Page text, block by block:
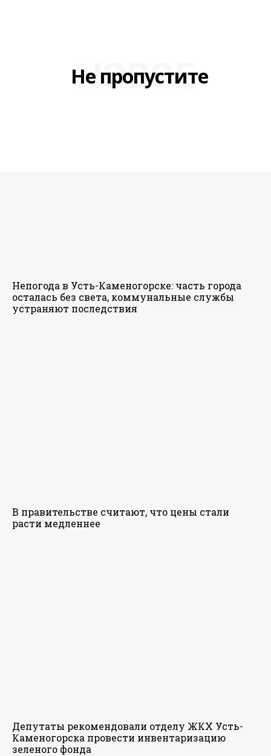
Не пропустите
НОВОЕ
Непогода в Усть-Каменогорске: часть города
осталась без света, коммунальные службы
устраняют последствия
В правительстве считают, что цены стали
расти медленнее
Депутаты рекомендовали отделу ЖКХ Усть-
Каменогорска провести инвентаризацию
зеленого фонда